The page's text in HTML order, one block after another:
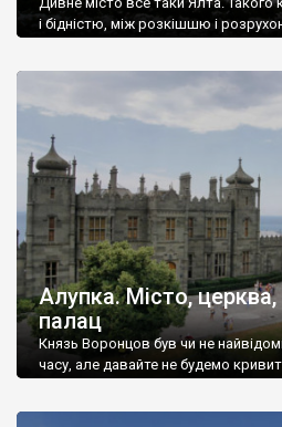
і бідністю, між розкішшю і
Алупка. Місто, церква,
палац
Князь Воронцов був чи не
часу, але давайте не будемо